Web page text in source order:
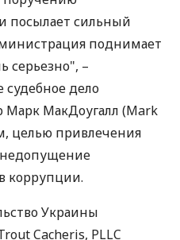
посылает сильный
поднимает
серьезно", –
дело
Марк МакДоугалл (Mark
целью привлечения
недопущение
коррупции.
Украины
Cacheris, PLLC